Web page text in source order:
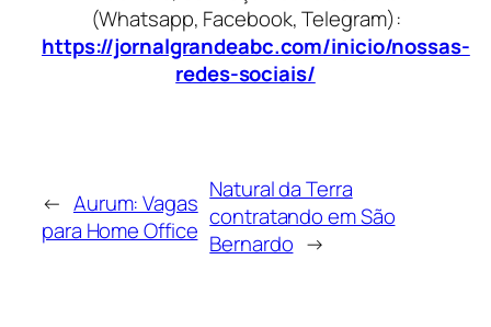
(Whatsapp, Facebook, Telegram):
https://jornalgrandeabc.com/inicio/nossas-
redes-sociais/
← Aurum: Vagas
para Home Office
Natural da Terra
contratando em São
Bernardo →